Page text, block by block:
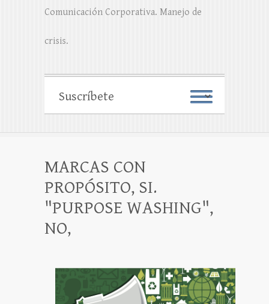
Comunicación Corporativa. Manejo de
crisis.
MARCAS CON
PROPÓSITO, SI.
"PURPOSE WASHING",
NO,